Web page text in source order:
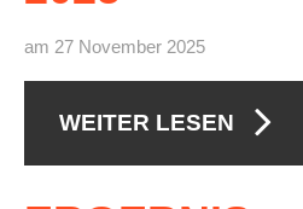
am 27 November 2025
WEITER LESEN